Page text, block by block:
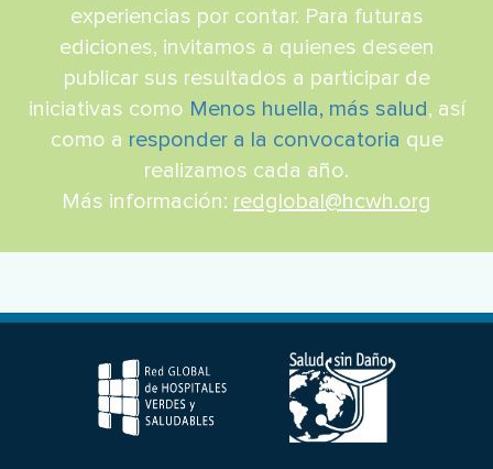
experiencias por contar. Para futuras
ediciones, invitamos a quienes deseen
publicar sus resultados a participar de
iniciativas como Menos huella, más salud, así
como a responder a la convocatoria que
realizamos cada año.
Más información: redglobal@hcwh.org